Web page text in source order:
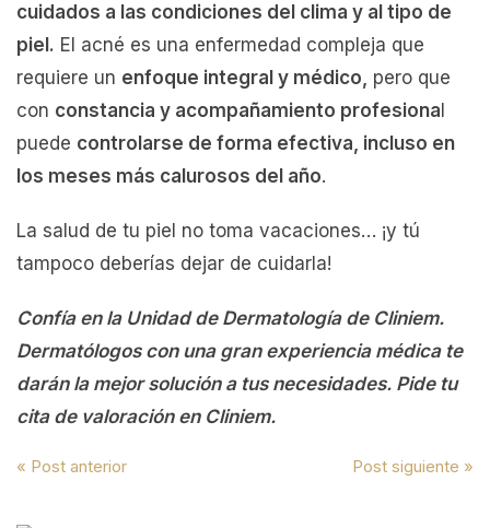
cuidados a las condiciones del clima y al tipo de
piel. El acné es una enfermedad compleja que
requiere un enfoque integral y médico, pero que
con constancia y acompañamiento profesiona
puede controlarse de forma efectiva, incluso en
los meses más calurosos del año.
La salud de tu piel no toma vacaciones… ¡y tú
tampoco deberías dejar de cuidarla!
Confía en la Unidad de Dermatología de Cliniem.
Dermatólogos con una gran experiencia médica te
darán la mejor solución a tus necesidades. Pide tu
cita de valoración en Cliniem.
Navegación
de
« Post anterior Post siguiente »